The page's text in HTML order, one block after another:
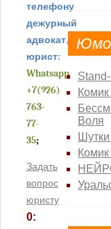
телефону
дежурный
адвокат/
юрист:
Whatsapp
+7(926)
763-
77-
35;
Задать
вопрос
юристу
0:
Воля